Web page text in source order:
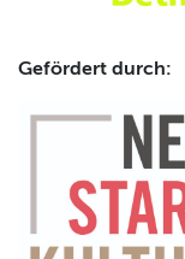
Gefördert durch: